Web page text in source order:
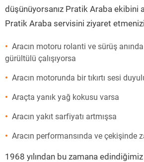
düşünüyorsanız Pratik Araba ekibini
Pratik Araba servisini ziyaret
Aracın motoru rolanti ve sürüş
gürültülü çalışıyorsa
Aracın motorunda bir tıkırtı sesi
Araçta yanık yağ kokusu varsa
Aracın yakıt sarfiyatı artmışsa
Aracın performansında ve çekişinde
1968 yılından bu zamana